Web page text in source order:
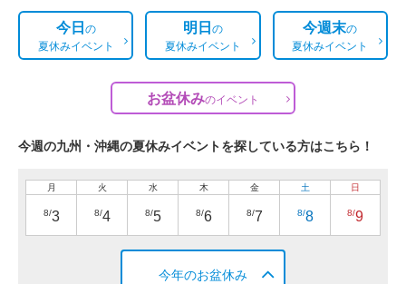
今日の
夏休みイベント
明日の
夏休みイベント
今週末の
夏休みイベント
お盆休みのイベント
今週の九州・沖縄の夏休みイベントを探している方はこちら！
月
8/3
火
8/4
水
8/5
木
8/6
金
8/7
土
8/8
日
8/9
今年のお盆休み